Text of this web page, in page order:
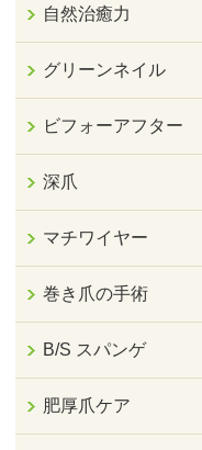
自然治癒力
グリーンネイル
ビフォーアフター
深爪
マチワイヤー
巻き爪の手術
B/S スパンゲ
肥厚爪ケア